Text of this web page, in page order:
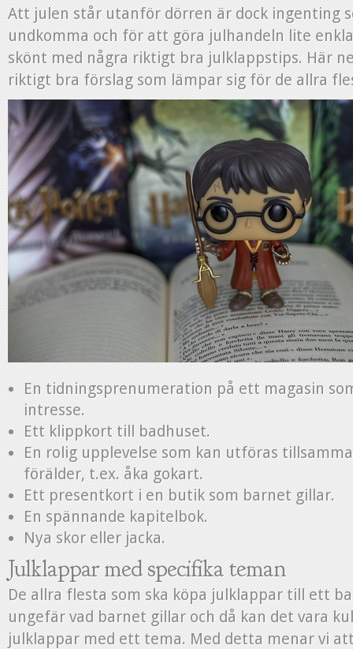
Att julen står utanför dörren är dock ingenting
undkomma och för att göra julhandeln lite
skönt med några riktigt bra julklappstips. Här
riktigt bra förslag som lämpar sig för de allra
En tidningsprenumeration på ett magasin
intresse.
Ett klippkort till badhuset.
En rolig upplevelse som kan utföras
förälder, t.ex. åka gokart.
Ett presentkort i en butik som barnet gillar.
En spännande kapitelbok.
Nya skor eller jacka.
Julklappar med specifika teman
De allra flesta som ska köpa julklappar till ett
ungefär vad barnet gillar och då kan det vara
julklappar med ett tema. Med detta menar vi